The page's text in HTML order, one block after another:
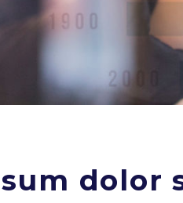
dolor